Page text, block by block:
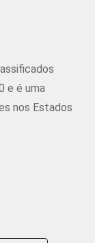
e é uma
nos Estados